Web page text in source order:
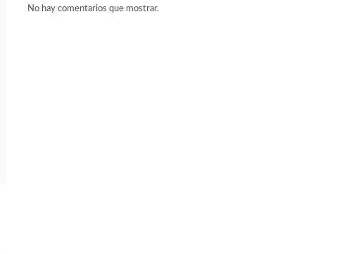
No hay comentarios que mostrar.